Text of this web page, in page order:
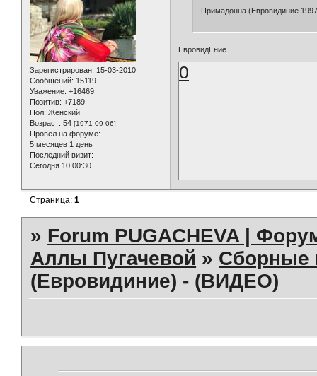
Зарегистрирован: 15-03-2010
Сообщений: 15119
Уважение: +16469
Позитив: +7189
Пол: Женский
Возраст: 54 [1971-09-06]
Провел на форуме:
5 месяцев 1 день
Последний визит:
Сегодня 10:00:30
Примадонна (Евровидиние
ЕвровидЕние
0
Страница:1
» Forum PUGACHEVA |
Аллы Пугачевой » Сборные
(Евровидиние) - (ВИДЕО)